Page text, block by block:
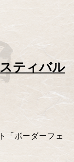
ティバル
「ボーダーフェ